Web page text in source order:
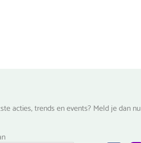
acties, trends en events? Meld je dan nu